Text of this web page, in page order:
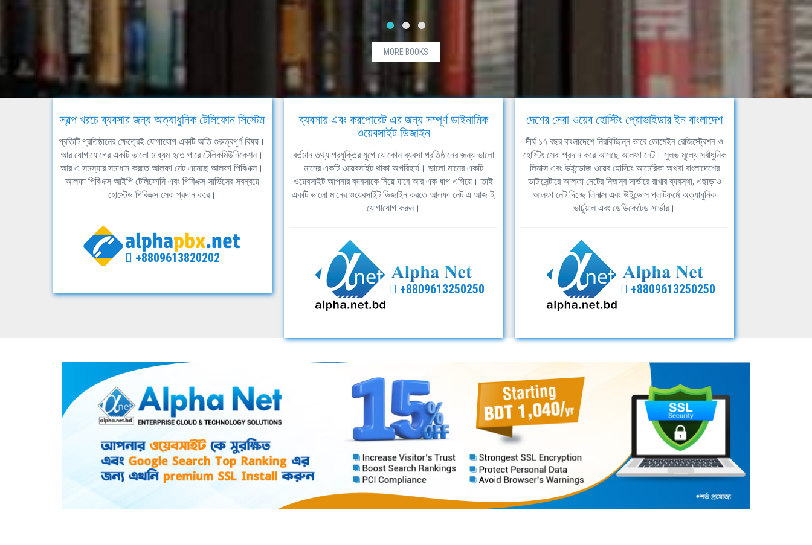
MORE BOOKS
স্বল্প খরচে ব্যবসার জন্য অত্যাধুনিক টেলিফোন সিস্টেম
প্রতিটি প্রতিষ্ঠানের ক্ষেত্রেই যোগাযোগ একটি অতি গুরুত্বপূর্ণ বিষয়।
আর যোগাযোগের একটি ভালো মাধ্যম হতে পারে টেলিকমিউনিকেশন।
আর এ সমস্যার সমাধান করতে আলফা নেট এনেছে আলফা পিবিএক্স।
আলফা পিবিএক্স আইপি টেলিফোনি এবং পিবিএক্স সার্ভিসের সবন্বয়ে
হোস্টেড পিবিএক্স সেবা প্রদান করে।
+8809613820202
ব্যবসায় এবং করপোরেট এর জন্য সম্পূর্ণ ডাইনামিক
ওয়েবসাইট ডিজাইন
বর্তমান তথ্য প্রযুক্তির যুগে যে কোন ব্যবসা প্রতিষ্ঠানের জন্য ভালো
মানের একটি ওয়েবসাইট থাকা অপরিহার্য। ভালো মানের একটি
ওয়েবসাইট আপনার ব্যবসাকে নিয়ে যাবে আর এক ধাপ এগিয়ে। তাই
একটি ভালো মানের ওয়েবসাইট ডিজাইন করতে আলফা নেট এ আজ ই
যোগাযোগ করুন।
+8809613250250
দেশের সেরা ওয়েব হোস্টিং প্রোভাইডার ইন বাংলাদেশ
দীর্ঘ ১৭ বছর বাংলাদেশে নিরবিচ্ছিন্ন ভাবে ডোমেইন রেজিস্ট্রেশন ও
হোস্টিং সেবা প্রদান করে আসছে আলফা নেট। সুলভ মূল্যে সর্বাধুনিক
লিনাক্স এবং উইন্ডোজ ওয়েব হোস্টিং আমেরিকা অথবা বাংলাদেশের
ডাটাসেন্টারে আলফা নেটের নিজস্ব সার্ভারে রাখার ব্যবস্থা, এছাড়াও
আলফা নেট দিচ্ছে লিনাক্স এবং উইন্ডোস প্লাটফর্মে অত্যাধুনিক
ভার্চুয়াল এবং ডেডিকেটেড সার্ভার।
+8809613250250